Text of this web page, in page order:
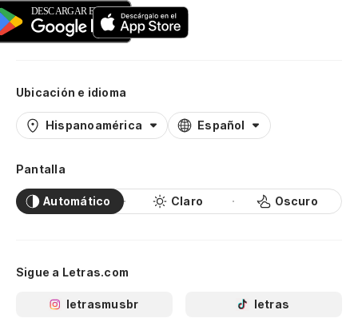
Ubicación e idioma
Hispanoamérica Español
Pantalla
Automático Claro Oscuro
Sigue a Letras.com
letrasmusbr letras